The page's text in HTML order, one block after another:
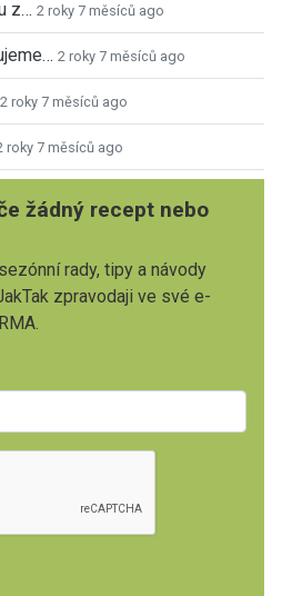
z… 2 roky 7 měsíců ago
2 roky 7 měsíců ago
2 roky 7 měsíců ago
roky 7 měsíců ago
žádný recept nebo
rady, tipy a návody
zpravodaji ve své e-